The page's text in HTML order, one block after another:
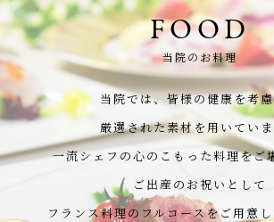
FOOD
当院のお料理
当院では、皆様の健康を考
厳選された素材を用いてい
一流シェフの心のこもった料理をご
ご出産のお祝いとして
フランス料理のフルコースをご用意し